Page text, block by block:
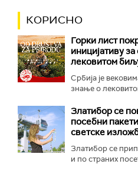
КОРИСНО
Горки лист
иницијативу
лековитом
Србија је
знање о
Златибор се
посебни
светске
Златибор се
и по страних